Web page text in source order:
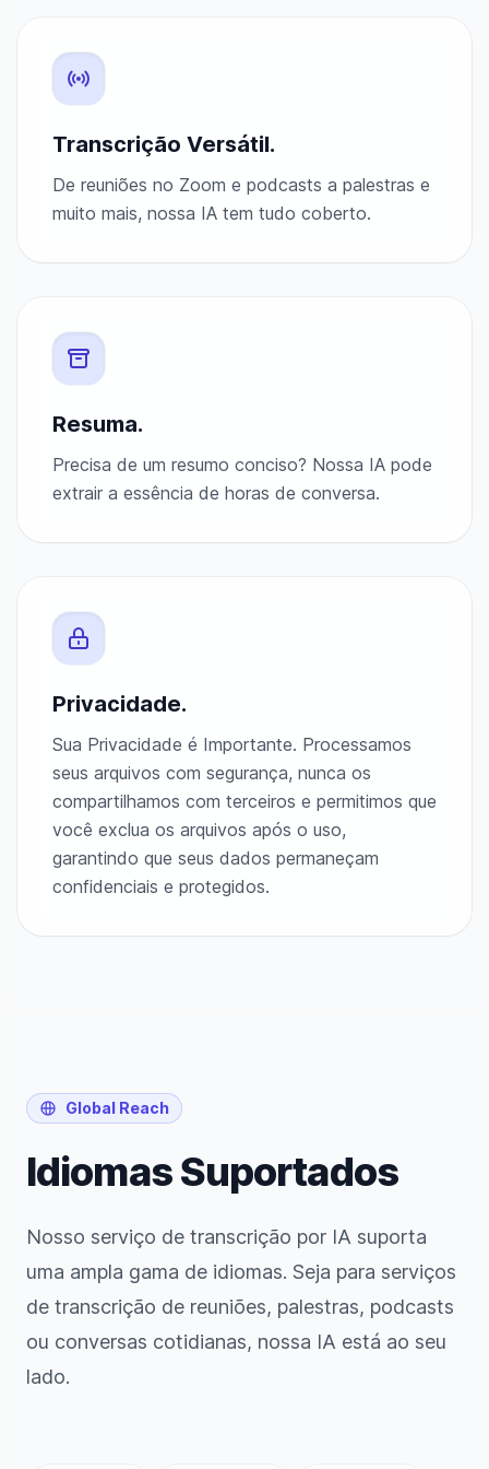
Transcrição Versátil.
De reuniões no Zoom e podcasts a palestras e
muito mais, nossa IA tem tudo coberto.
Resuma.
Precisa de um resumo conciso? Nossa IA pode
extrair a essência de horas de conversa.
Privacidade.
Sua Privacidade é Importante. Processamos
seus arquivos com segurança, nunca os
compartilhamos com terceiros e permitimos que
você exclua os arquivos após o uso,
garantindo que seus dados permaneçam
confidenciais e protegidos.
Global Reach
Idiomas Suportados
Nosso serviço de transcrição por IA suporta
uma ampla gama de idiomas. Seja para serviços
de transcrição de reuniões, palestras, podcasts
ou conversas cotidianas, nossa IA está ao seu
lado.